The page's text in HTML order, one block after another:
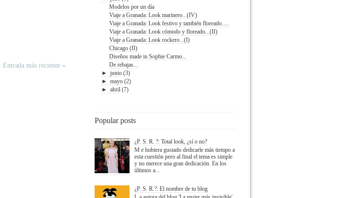
Entrada más reciente »
Modelos por un día
Viaje a Granada: Look marinero...(IV)
Viaje a Granada: Look festivo y también floreado.....
Viaje a Granada: Look cómodo y floreado...(II)
Viaje a Granada: Look rockero...(I)
Chicago (II)
Diseños made in Sophie Carmo...
De rebajas...
►junio (3)
►mayo (2)
►abril (7)
Popular posts
¿P. S. R. ?: Total look, ¿sí o no?
M e hubiera gustado dedicarle más tiempo a
esta cuestión pero al final el tema es simple
y no merece una gran dedicación. En los
últimos a...
¿P. S. R.?: El nombre de tu blog